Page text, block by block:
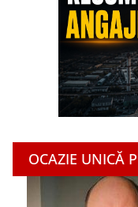
OCAZIE UNICĂ